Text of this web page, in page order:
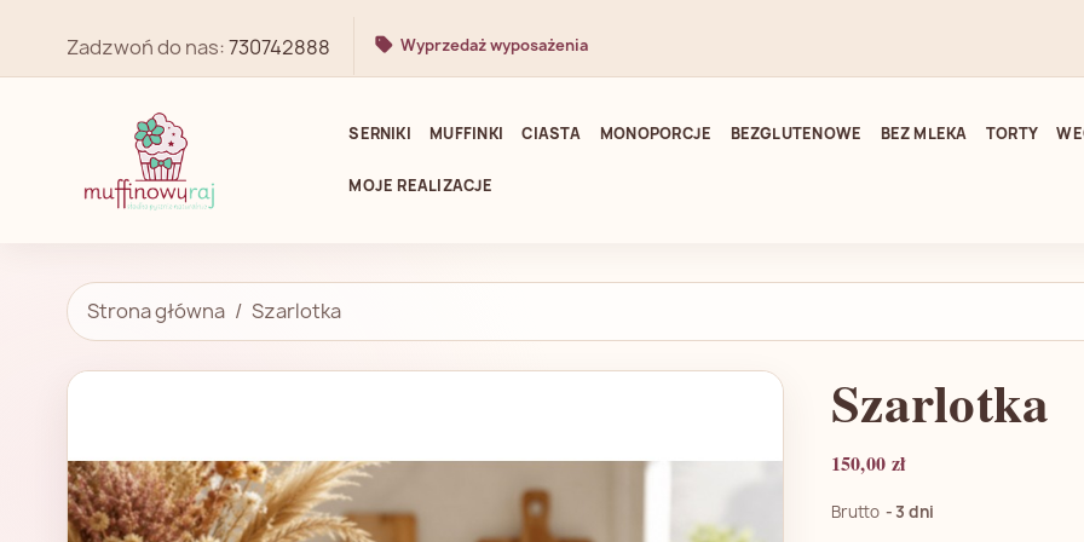
Zadzwoń do nas:730742888 Wyprzedaż wyposażenia
SERNIKI MUFFINKI CIASTA MONOPORCJE BEZGLUTENOWE BEZ MLEKA TORTY
MOJE REALIZACJE
Strona główna Szarlotka
Szarlotka
150,00 zł
Brutto 3 dni